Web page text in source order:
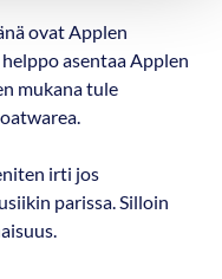
ovat Applen
asentaa Applen
mukana tule
irti jos
parissa. Silloin